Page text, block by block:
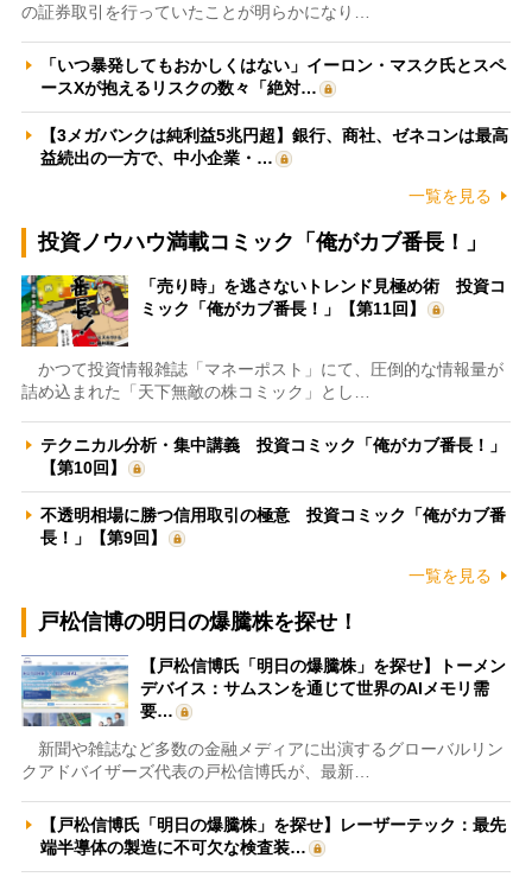
の証券取引を行っていたことが明らかになり…
「いつ暴発してもおかしくはない」イーロン・マスク氏とスペ
ースXが抱えるリスクの数々「絶対…
【3メガバンクは純利益5兆円超】銀行、商社、ゼネコンは最高
益続出の一方で、中小企業・…
一覧を見る
投資ノウハウ満載コミック「俺がカブ番長！」
「売り時」を逃さないトレンド見極め術 投資コ
ミック「俺がカブ番長！」【第11回】
かつて投資情報雑誌「マネーポスト」にて、圧倒的な情報量が
詰め込まれた「天下無敵の株コミック」とし…
テクニカル分析・集中講義 投資コミック「俺がカブ番長！」
【第10回】
不透明相場に勝つ信用取引の極意 投資コミック「俺がカブ番
長！」【第9回】
一覧を見る
戸松信博の明日の爆騰株を探せ！
【戸松信博氏「明日の爆騰株」を探せ】トーメン
デバイス：サムスンを通じて世界のAIメモリ需
要…
新聞や雑誌など多数の金融メディアに出演するグローバルリン
クアドバイザーズ代表の戸松信博氏が、最新…
【戸松信博氏「明日の爆騰株」を探せ】レーザーテック：最先
端半導体の製造に不可欠な検査装…